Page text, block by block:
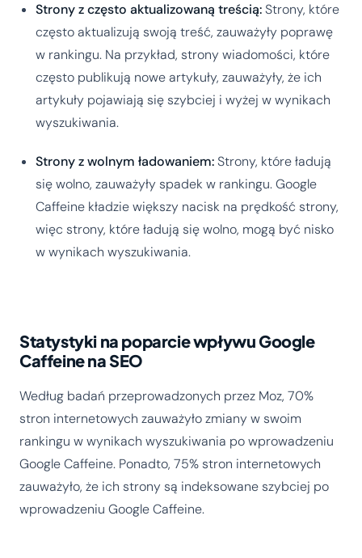
Strony z często aktualizowaną treścią:Strony, które
często aktualizują swoją treść, zauważyły poprawę
w rankingu. Na przykład, strony wiadomości, które
często publikują nowe artykuły, zauważyły, że ich
artykuły pojawiają się szybciej i wyżej w wynikach
wyszukiwania.
Strony z wolnym ładowaniem:Strony, które ładują
się wolno, zauważyły spadek w rankingu. Google
Caffeine kładzie większy nacisk na prędkość strony,
więc strony, które ładują się wolno, mogą być nisko
w wynikach wyszukiwania.
Statystyki na poparcie wpływu Google
Caffeine na SEO
Według badań przeprowadzonych przez Moz, 70%
stron internetowych zauważyło zmiany w swoim
rankingu w wynikach wyszukiwania po wprowadzeniu
Google Caffeine. Ponadto, 75% stron internetowych
zauważyło, że ich strony są indeksowane szybciej po
wprowadzeniu Google Caffeine.